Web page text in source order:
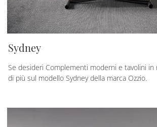
Sydney
Se desideri Complementi moderni e tavolini in
di più sul modello Sydney della marca Ozzio.